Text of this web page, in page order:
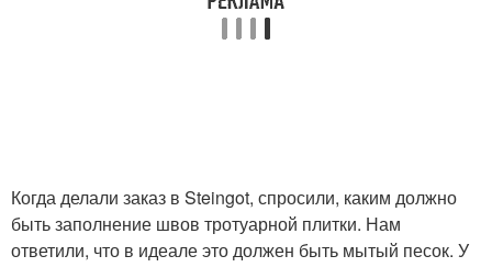
Когда делали заказ в Steingot, спросили, каким должно
быть заполнение швов тротуарной плитки. Нам
ответили, что в идеале это должен быть мытый песок. У